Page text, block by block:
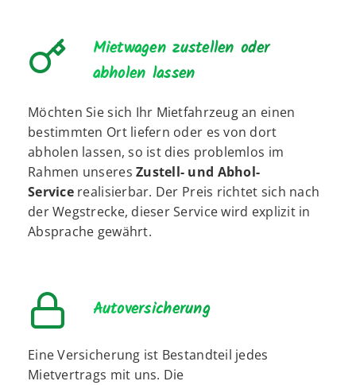
Mietwagen zustellen oder
abholen lassen
Möchten Sie sich Ihr Mietfahrzeug an einen
bestimmten Ort liefern oder es von dort
abholen lassen, so ist dies problemlos im
Rahmen unseresZustell- und Abhol-
Servicerealisierbar. Der Preis richtet sich nach
der Wegstrecke, dieser Service wird explizit in
Absprache gewährt.
Autoversicherung
Eine Versicherung ist Bestandteil jedes
Mietvertrags mit uns. Die